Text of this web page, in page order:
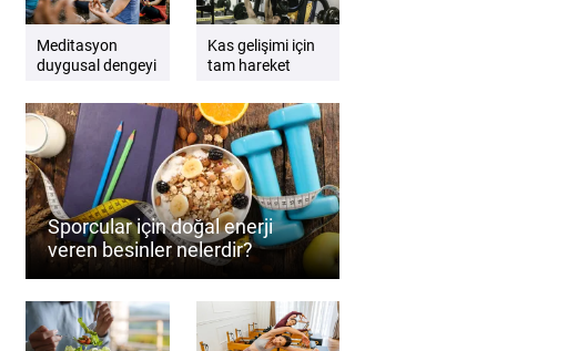
Meditasyon
duygusal dengeyi
yardımcı olur
mu? Düzenli
meditasyonun
zihinsel iyi oluşa
katkıları
Kas gelişimi için
tam hareket
önemlidir?
Sporcular için doğal enerji
veren besinler nelerdir?
Performansı destekleyen
besin önerileri